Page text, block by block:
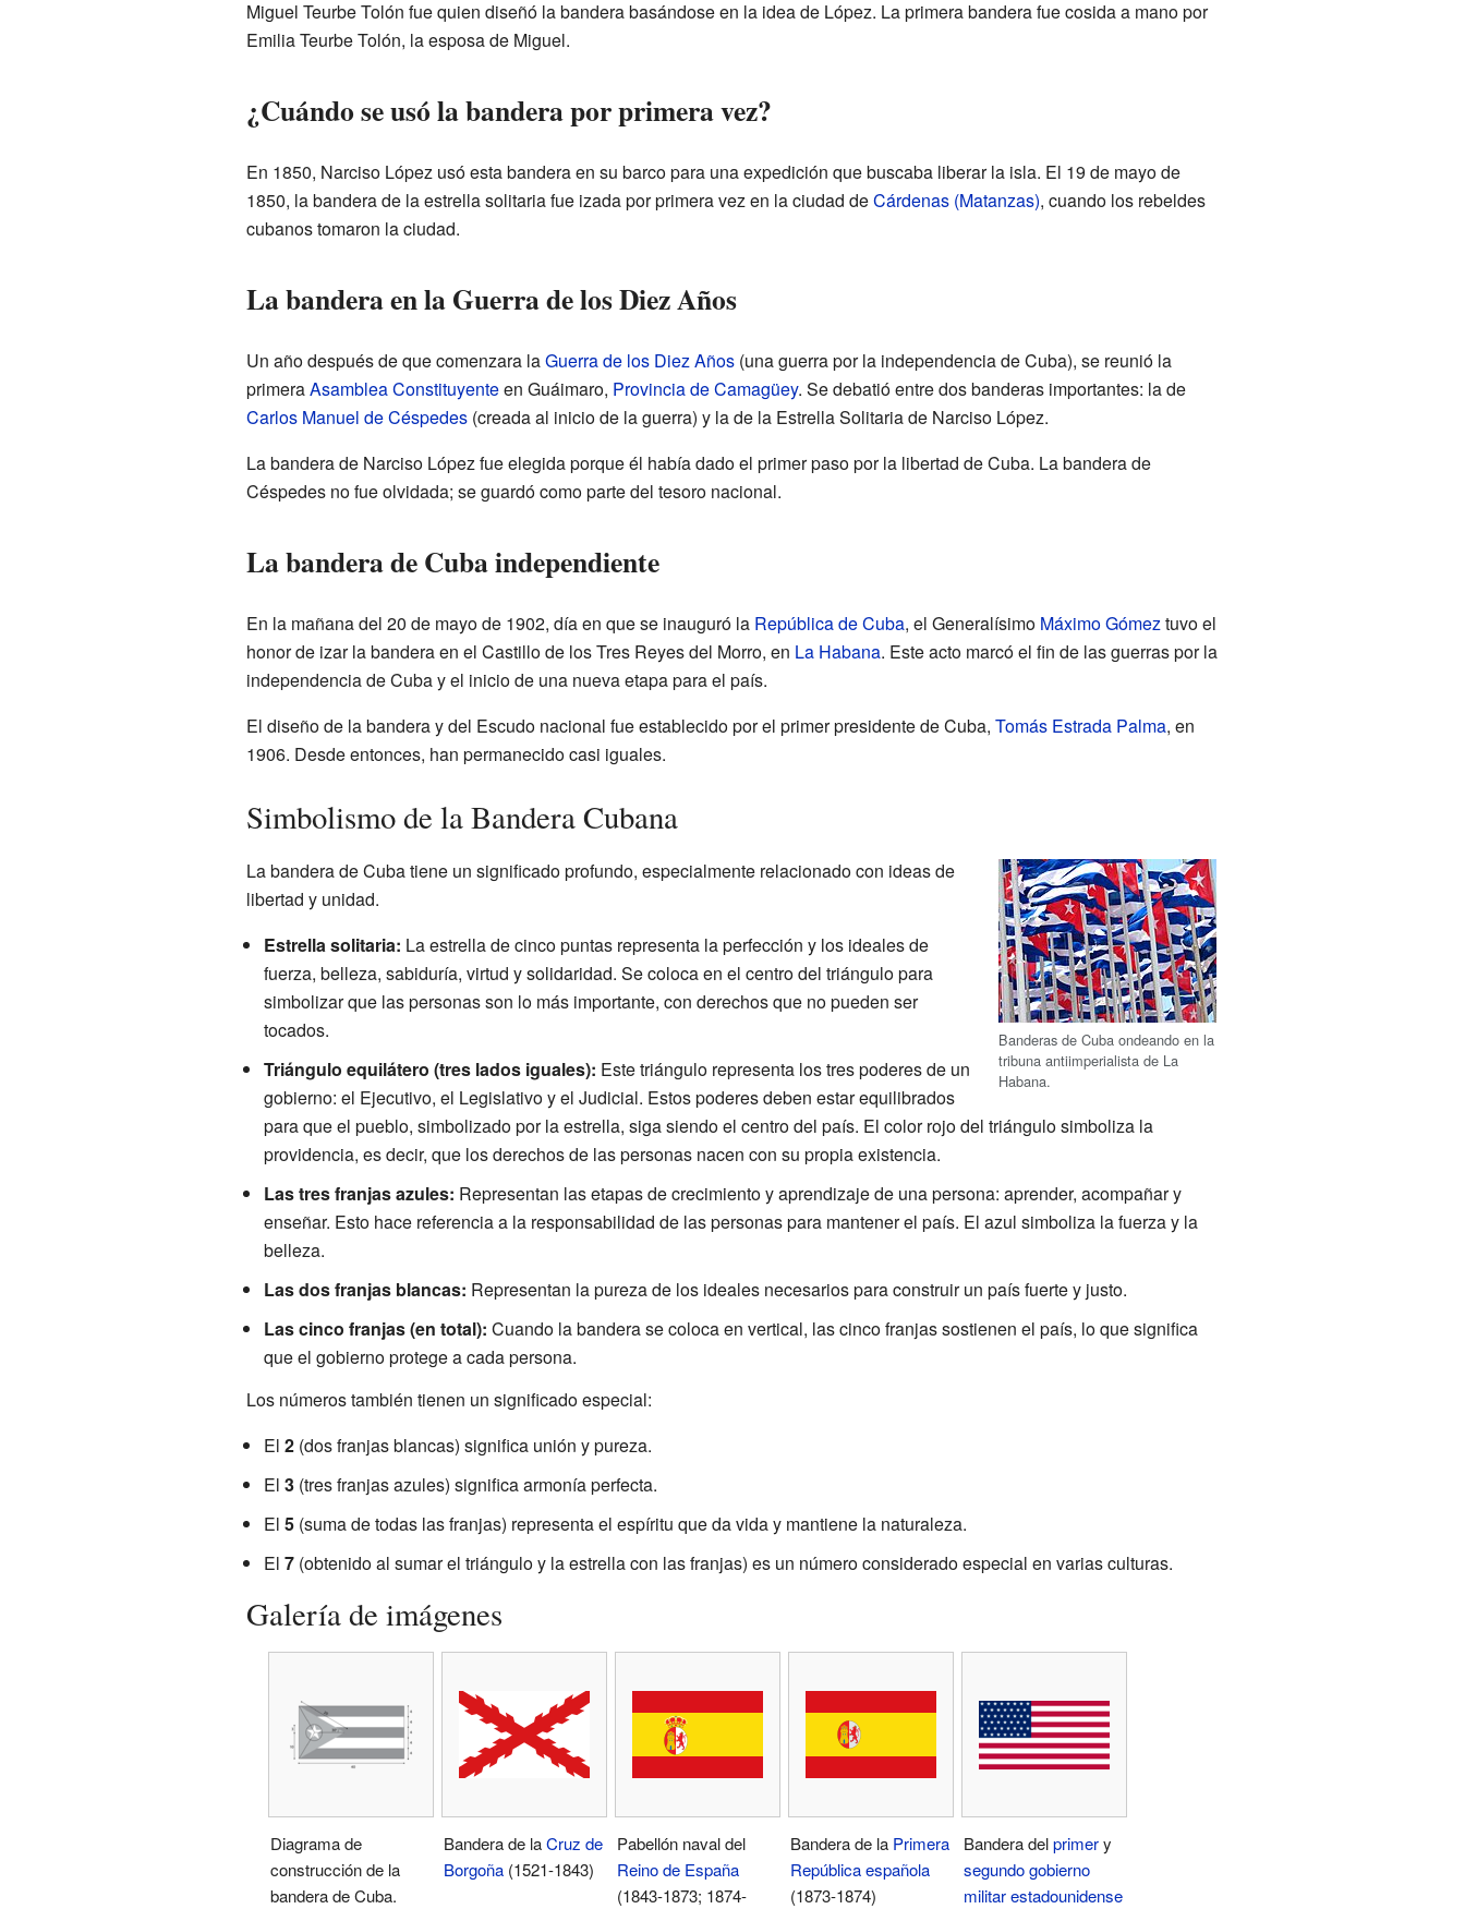
Miguel Teurbe Tolón fue quien diseñó la bandera basándose en la idea de López. La primera bandera fue cosida a mano por
Emilia Teurbe Tolón, la esposa de Miguel.
¿Cuándo se usó la bandera por primera vez?
En 1850, Narciso López usó esta bandera en su barco para una expedición que buscaba liberar la isla. El 19 de mayo de
1850, la bandera de la estrella solitaria fue izada por primera vez en la ciudad deCárdenas (Matanzas), cuando los rebeldes
cubanos tomaron la ciudad.
La bandera en la Guerra de los Diez Años
Un año después de que comenzara laGuerra de los Diez Años(una guerra por la independencia de Cuba), se reunió la
primeraAsamblea Constituyenteen Guáimaro, Provincia de Camagüey. Se debatió entre dos banderas importantes: la de
Carlos Manuel de Céspedes(creada al inicio de la guerra) y la de la Estrella Solitaria de Narciso López.
La bandera de Narciso López fue elegida porque él había dado el primer paso por la libertad de Cuba. La bandera de
Céspedes no fue olvidada; se guardó como parte del tesoro nacional.
La bandera de Cuba independiente
En la mañana del 20 de mayo de 1902, día en que se inauguró la República de Cuba, el Generalísimo Máximo Gómeztuvo el
honor de izar la bandera en el Castillo de los Tres Reyes del Morro, en La Habana. Este acto marcó el fin de las guerras por la
independencia de Cuba y el inicio de una nueva etapa para el país.
El diseño de la bandera y del Escudo nacional fue establecido por el primer presidente de Cuba, Tomás Estrada Palma, en
1906. Desde entonces, han permanecido casi iguales.
Simbolismo de la Bandera Cubana
Banderas de Cuba ondeando en la
tribuna antiimperialista de La
Habana.
La bandera de Cuba tiene un significado profundo, especialmente relacionado con ideas de
libertad y unidad.
Estrella solitaria: La estrella de cinco puntas representa la perfección y los ideales de
fuerza, belleza, sabiduría, virtud y solidaridad. Se coloca en el centro del triángulo para
simbolizar que las personas son lo más importante, con derechos que no pueden ser
tocados.
Triángulo equilátero (tres lados iguales): Este triángulo representa los tres poderes de un
gobierno: el Ejecutivo, el Legislativo y el Judicial. Estos poderes deben estar equilibrados
para que el pueblo, simbolizado por la estrella, siga siendo el centro del país. El color rojo del triángulo simboliza la
providencia, es decir, que los derechos de las personas nacen con su propia existencia.
Las tres franjas azules: Representan las etapas de crecimiento y aprendizaje de una persona: aprender, acompañar y
enseñar. Esto hace referencia a la responsabilidad de las personas para mantener el país. El azul simboliza la fuerza y la
belleza.
Las dos franjas blancas: Representan la pureza de los ideales necesarios para construir un país fuerte y justo.
Las cinco franjas (en total): Cuando la bandera se coloca en vertical, las cinco franjas sostienen el país, lo que significa
que el gobierno protege a cada persona.
Los números también tienen un significado especial:
El 2(dos franjas blancas) significa unión y pureza.
El 3(tres franjas azules) significa armonía perfecta.
El 5(suma de todas las franjas) representa el espíritu que da vida y mantiene la naturaleza.
El 7(obtenido al sumar el triángulo y la estrella con las franjas) es un número considerado especial en varias culturas.
Galería de imágenes
Diagrama de
construcción de la
bandera de Cuba.
Bandera de laCruz de
Borgoña(1521-1843)
Pabellón naval del
Reino de España
(1843-1873; 1874-
Bandera de la Primera
República española
(1873-1874)
Bandera delprimery
segundo gobierno
militar estadounidense